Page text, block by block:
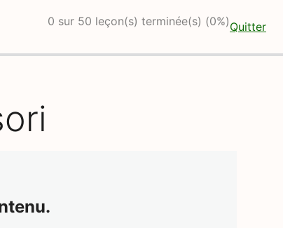
0 sur 50 leçon(s) terminée(s) (0%)Quitter